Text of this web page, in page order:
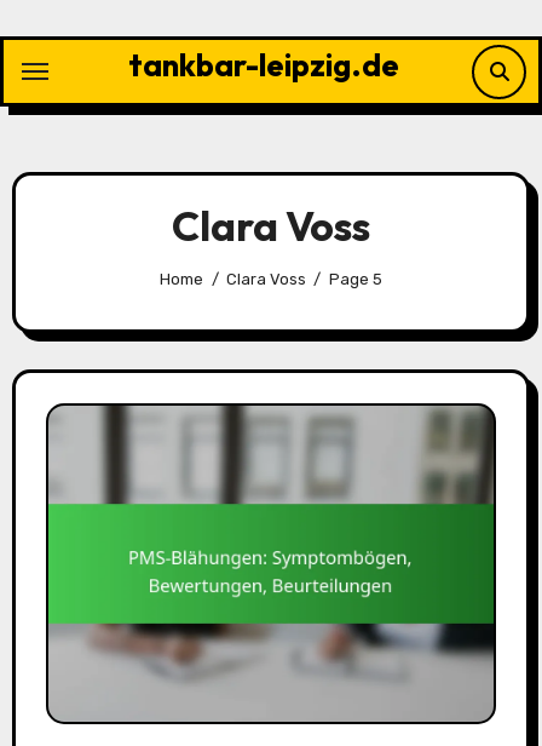
content
tankbar-leipzig.de
Clara Voss
Home Clara Voss Page 5